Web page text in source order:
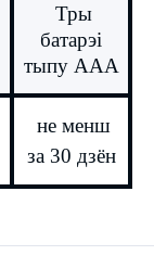
Тры
батарэі
тыпу ААА
не менш
за 30 дзён